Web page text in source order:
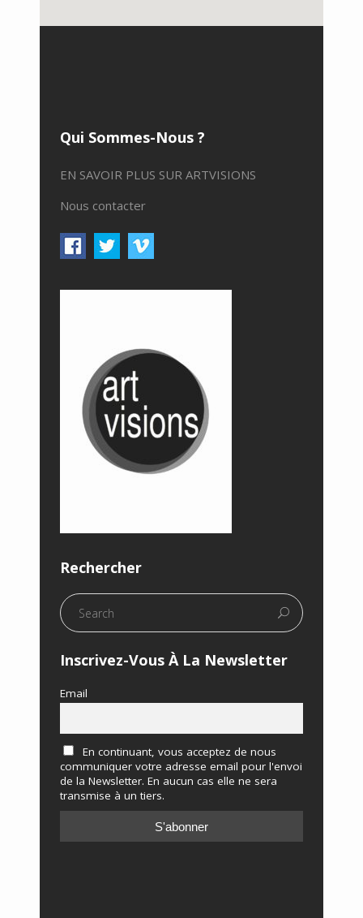
Qui Sommes-Nous ?
EN SAVOIR PLUS SUR ARTVISIONS
Nous contacter
Rechercher
Inscrivez-Vous À La Newsletter
Email
En continuant, vous acceptez de nous
communiquer votre adresse email pour l'envoi
de la Newsletter. En aucun cas elle ne sera
transmise à un tiers.